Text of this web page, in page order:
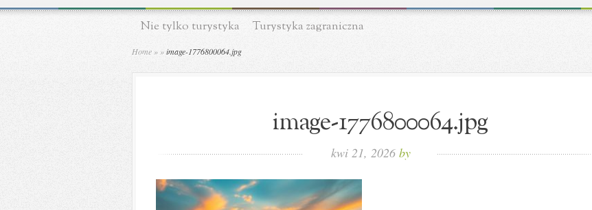
Nie tylko turystyka Turystyka zagraniczna
Home » »image-1776800064.jpg
image-1776800064.jpg
kwi 21, 2026 by